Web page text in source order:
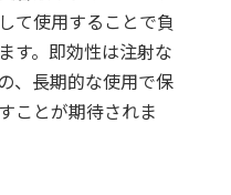
て使用することで負
す。即効性は注射な
、長期的な使用で保
ことが期待されま